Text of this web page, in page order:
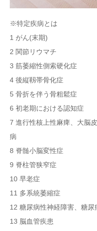
※特定疾病とは
1 がん(末期)
2 関節リウマチ
3 筋萎縮性側索硬化症
4 後縦靱帯骨化症
5 骨折を伴う骨粗鬆症
6 初老期における認知症
7 進行性核上性麻痺、大脳
病
8 脊髄小脳変性症
9 脊柱管狭窄症
10 早老症
11 多系統萎縮症
12 糖尿病性神経障害、糖
13 脳血管疾患